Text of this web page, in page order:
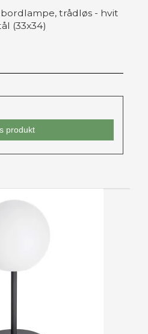
bordlampe, trådløs - hvit
(33x34)
produkt